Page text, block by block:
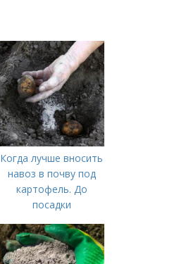
Когда лучше вносить
навоз в почву под
картофель. До
посадки